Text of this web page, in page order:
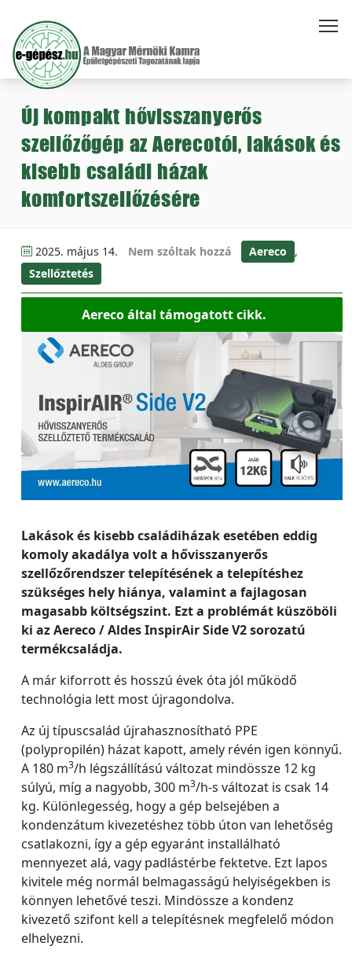
Új kompakt hővisszanyerős
szellőzőgép az Aerecotól, lakások és
kisebb családi házak
komfortszellőzésére
2025. május 14. Nem szóltak hozzá Aereco
,
Szellőztetés
Aereco által támogatott cikk.
Lakások és kisebb családiházak esetében eddig
komoly akadálya volt a hővisszanyerős
szellőzőrendszer telepítésének a telepítéshez
szükséges hely hiánya, valamint a fajlagosan
magasabb költségszint. Ezt a problémát küszöböli
ki az Aereco / Aldes InspirAir Side V2 sorozatú
termékcsaládja.
A már kiforrott és hosszú évek óta jól működő
technológia lett most újragondolva.
Az új típuscsalád újrahasznosítható PPE
(polypropilén) házat kapott, amely révén igen könnyű.
A 180 m3/h légszállítású változat mindössze 12 kg
súlyú, míg a nagyobb, 300 m3/h-s változat is csak 14
kg. Különlegesség, hogy a gép belsejében a
kondenzátum kivezetéshez több úton van lehetőség
csatlakozni, így a gép egyaránt installálható
mennyezet alá, vagy padlástérbe fektetve. Ezt lapos
kivitele még normál belmagasságú helyiségekben is
könnyen lehetővé teszi. Mindössze a kondenz
kivezető szifont kell a telepítésnek megfelelő módon
elhelyezni.